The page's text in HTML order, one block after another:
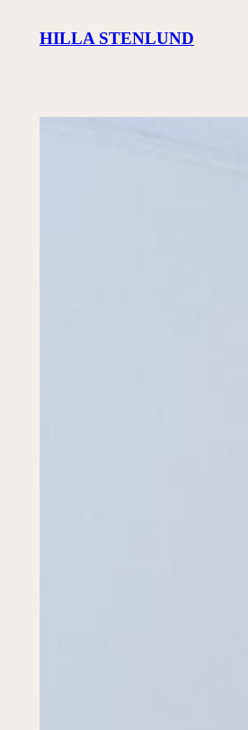
sisältöön
HILLA STENLUND